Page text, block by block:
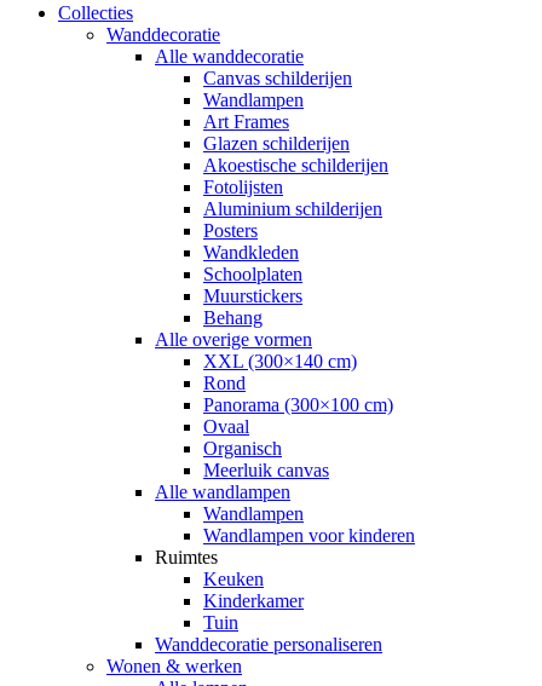
Collecties
Wanddecoratie
Alle wanddecoratie
Canvas schilderijen
Wandlampen
Art Frames
Glazen schilderijen
Akoestische schilderijen
Fotolijsten
Aluminium schilderijen
Posters
Wandkleden
Schoolplaten
Muurstickers
Behang
Alle overige vormen
XXL (300×140 cm)
Rond
Panorama (300×100 cm)
Ovaal
Organisch
Meerluik canvas
Alle wandlampen
Wandlampen
Wandlampen voor kinderen
Ruimtes
Keuken
Kinderkamer
Tuin
Wanddecoratie personaliseren
Wonen & werken